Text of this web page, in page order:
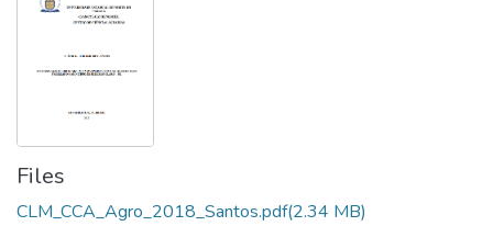
Files
CLM_CCA_Agro_2018_Santos.pdf(2.34 MB)